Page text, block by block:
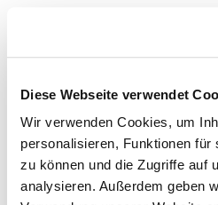
Diese Webseite verwendet
Wir verwenden Cookies, um
personalisieren, Funktionen für
zu können und die Zugriffe auf
analysieren. Außerdem geben